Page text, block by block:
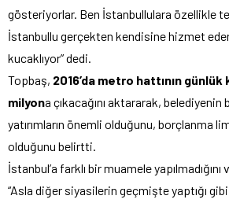
gösteriyorlar. Ben İstanbullulara özellikle
İstanbullu gerçekten kendisine hizmet
kucaklıyor” dedi.
Topbaş, 2016’da metro hattının
milyona çıkacağını aktararak, belediyenin
yatırımların önemli olduğunu, borçlanma
olduğunu belirtti.
İstanbul’a farklı bir muamele
“Asla diğer siyasilerin geçmişte yaptığı